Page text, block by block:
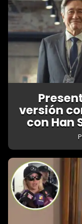
versión
con Han